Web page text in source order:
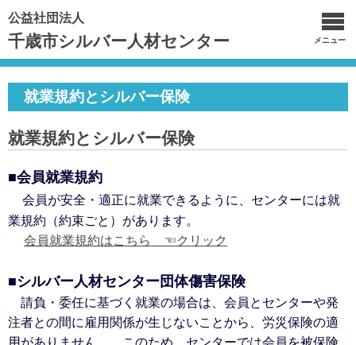
公益社団法人
千歳市シルバー人材センター メニュー
就業規約とシルバー保険
就業規約とシルバー保険
■会員就業規約
会員が安全・適正に就業できるように、センターには就
業規約（約束ごと）があります。
会員就業規約はこちら ☜クリック
■シルバー人材センター団体傷害保険
請負・委任に基づく就業の場合は、会員とセンターや発
注者との間に雇用関係が生じないことから、労災保険の適
用がありません。 このため、センターでは会員を被保険